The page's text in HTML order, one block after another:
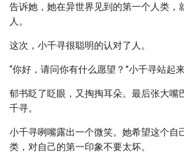
告诉她，她在异世界见到的第一个人类，
人。
这次，小千寻很聪明的认对了人。
“你好，请问你有什么愿望？”小千寻站起
郁书眨了眨眼，又掏掏耳朵。最后张大嘴
千寻。
小千寻咧嘴露出一个微笑。她希望这个自
类，对自己的第一印象不要太坏。